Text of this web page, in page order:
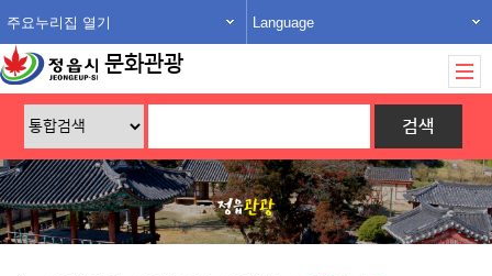
주요누리집 열기 Language
문화관광